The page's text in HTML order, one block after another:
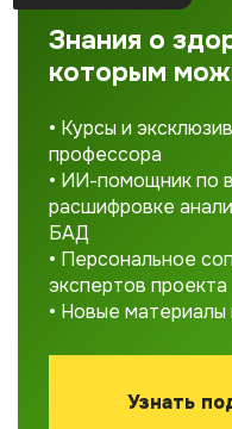
Знания о
которым
• Курсы и
профессора
• ИИ-помощник по
расшифровке
БАД
• Персональное
экспертов проекта
• Новые
Узнать